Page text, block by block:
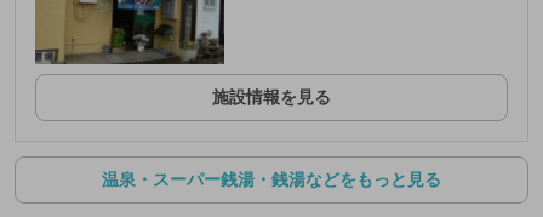
施設情報を見る
温泉・スーパー銭湯・銭湯などをもっと見る